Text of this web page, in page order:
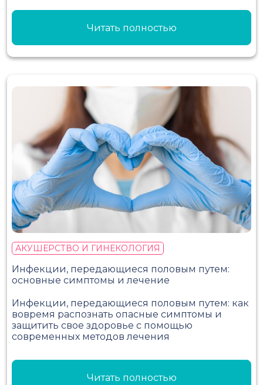
Читать полностью
АКУШЕРСТВО И ГИНЕКОЛОГИЯ
Инфекции, передающиеся половым путем:
основные симптомы и лечение
Инфекции, передающиеся половым путем: как
вовремя распознать опасные симптомы и
защитить свое здоровье с помощью
современных методов лечения
Читать полностью